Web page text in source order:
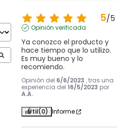
5/5
Opinión verificada
Ya conozco el producto y
hace tiempo que lo utilizo.
Es muy bueno y lo
recomiendo.
Opinión del 6/6/2023 , tras una
experiencia del 16/5/2023 por
A.A.
Útil(0) Informe